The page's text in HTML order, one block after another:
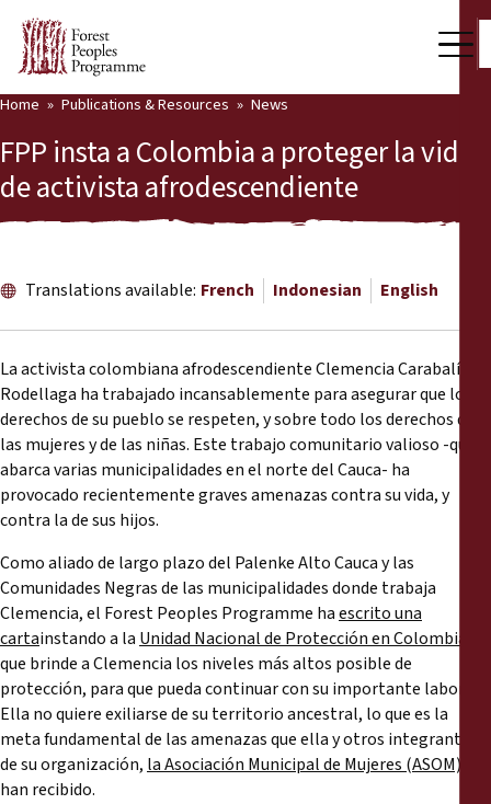
Who we are
Press Room
Support Us
Our Work
Community Voices
Partners & Countries
Publications & Resources
Publications & Resources
News
Reports
Press Releases
Training Materials
Briefing Papers
Legal Submissions
Home Publications & Resources News
FPP insta a Colombia a proteger la vida
de activista afrodescendiente
Translations available: French Indonesian English
La activista colombiana afrodescendiente Clemencia Carabalí
Rodellaga ha trabajado incansablemente para asegurar que los
derechos de su pueblo se respeten, y sobre todo los derechos de
las mujeres y de las niñas. Este trabajo comunitario valioso -que
abarca varias municipalidades en el norte del Cauca- ha
provocado recientemente graves amenazas contra su vida, y
contra la de sus hijos.
Como aliado de largo plazo del Palenke Alto Cauca y las
Comunidades Negras de las municipalidades donde trabaja
Clemencia, el Forest Peoples Programme haescrito una
cartainstando a la Unidad Nacional de Protección en Colombia
que brinde a Clemencia los niveles más altos posible de
protección, para que pueda continuar con su importante labor.
Ella no quiere exiliarse de su territorio ancestral, lo que es la
meta fundamental de las amenazas que ella y otros integrantes
de su organización, la Asociación Municipal de Mujeres (ASOM)
han recibido.